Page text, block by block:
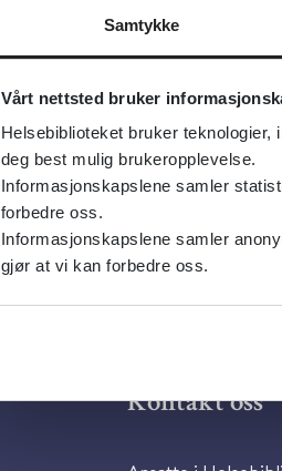
Samtykke
Vårt nettsted bruker
Helsebiblioteket bruker
deg best mulig brukeropplevelse.
Informasjonskapslene samler
forbedre oss.
Informasjonskapslene samler
gjør at vi kan forbedre oss.
Metabeskrivelse:
Målgruppen er
tjenesteytere
Kontakt oss